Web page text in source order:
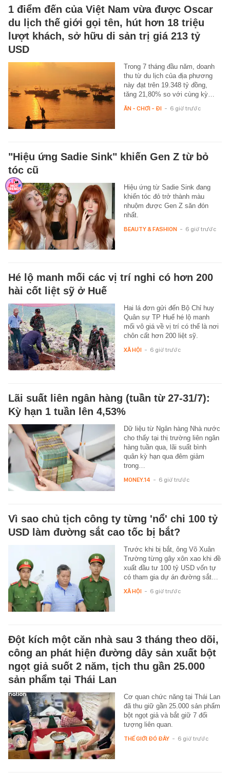
1 điểm đến của Việt Nam vừa được Oscar
du lịch thế giới gọi tên, hút hơn 18 triệu
lượt khách, sở hữu di sản trị giá 213 tỷ
USD
Trong 7 tháng đầu năm, doanh
thu từ du lịch của địa phương
này đạt trên 19.348 tỷ đồng,
tăng 21,80% so với cùng kỳ…
ĂN - CHƠI - ĐI - 6 giờ trước
"Hiệu ứng Sadie Sink" khiến Gen Z từ bỏ
tóc cũ
Hiệu ứng từ Sadie Sink đang
khiến tóc đỏ trở thành màu
nhuộm được Gen Z săn đón
nhất.
BEAUTY & FASHION - 6 giờ trước
Hé lộ manh mối các vị trí nghi có hơn 200
hài cốt liệt sỹ ở Huế
Hai lá đơn gửi đến Bộ Chỉ huy
Quân sự TP Huế hé lộ manh
mối vô giá về vị trí có thể là nơi
chôn cất hơn 200 liệt sỹ.
XÃ HỘI - 6 giờ trước
Lãi suất liên ngân hàng (tuần từ 27-31/7):
Kỳ hạn 1 tuần lên 4,53%
Dữ liệu từ Ngân hàng Nhà nước
cho thấy tại thị trường liên ngân
hàng tuần qua, lãi suất bình
quân kỳ hạn qua đêm giảm
trong…
MONEY.14 - 6 giờ trước
Vì sao chủ tịch công ty từng 'nổ' chi 100 tỷ
USD làm đường sắt cao tốc bị bắt?
Trước khi bị bắt, ông Võ Xuân
Trường từng gây xôn xao khi đề
xuất đầu tư 100 tỷ USD vốn tự
có tham gia dự án đường sắt…
XÃ HỘI - 6 giờ trước
Đột kích một căn nhà sau 3 tháng theo dõi,
công an phát hiện đường dây sản xuất bột
ngọt giả suốt 2 năm, tịch thu gần 25.000
sản phẩm tại Thái Lan
Cơ quan chức năng tại Thái Lan
đã thu giữ gần 25.000 sản phẩm
bột ngọt giả và bắt giữ 7 đối
tượng liên quan.
THẾ GIỚI ĐÓ ĐÂY - 6 giờ trước